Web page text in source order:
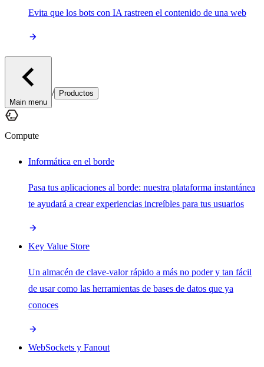
Evita que los bots con IA rastreen el contenido de una web
Main menu
/ Productos
Compute
Informática en el borde
Pasa tus aplicaciones al borde: nuestra plataforma instantánea
te ayudará a crear experiencias increíbles para tus usuarios
Key Value Store
Un almacén de clave-valor rápido a más no poder y tan fácil
de usar como las herramientas de bases de datos que ya
conoces
WebSockets y Fanout